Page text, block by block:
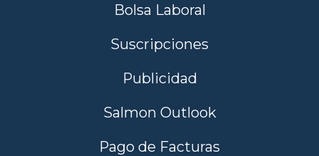
Bolsa Laboral
Suscripciones
Publicidad
Salmon Outlook
Pago de Facturas